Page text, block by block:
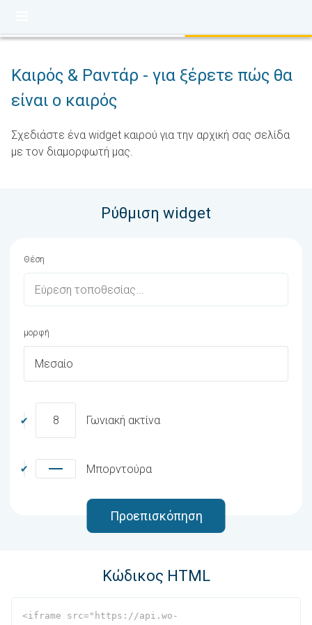
Kαιρός & Pαντάρ - για ξέρετε πώς θα
είναι ο καιρός
Σχεδιάστε ένα widget καιρού για την αρχική σας σελίδα
με τον διαμορφωτή μας.
Ρύθμιση widget
Θέση
μορφή
Μεσαίο
8 Γωνιακή ακτίνα
Μπορντούρα
Προεπισκόπηση
Κώδικος HTML